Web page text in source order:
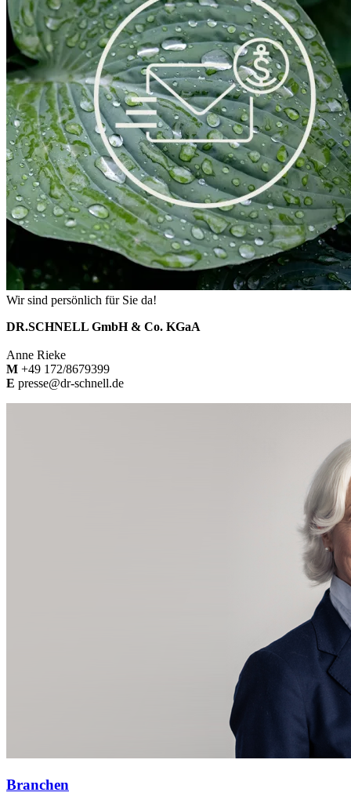
Wir sind persönlich für Sie da!
DR.SCHNELL GmbH & Co. KGaA
Anne Rieke
M +49 172/8679399
E presse@dr-schnell.de
Branchen